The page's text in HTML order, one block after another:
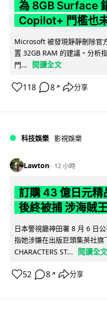
為 8GB Surface
Copilot+ 門檻也
Microsoft 被發現靜靜刪除官
置 32GB RAM 的建議。分析
門...
閱讀全文
118 8 ↗ 分享
科技娛樂 影視娛樂
Lawton 12 小時
訂購 43 億日元精
後終被捕 涉海賊
日本警視廳神田署 8 月 6 日
指她涉嫌在出版巨頭集英社旗
CHARACTERS ST...
閱讀全文
52 8 ↗ 分享